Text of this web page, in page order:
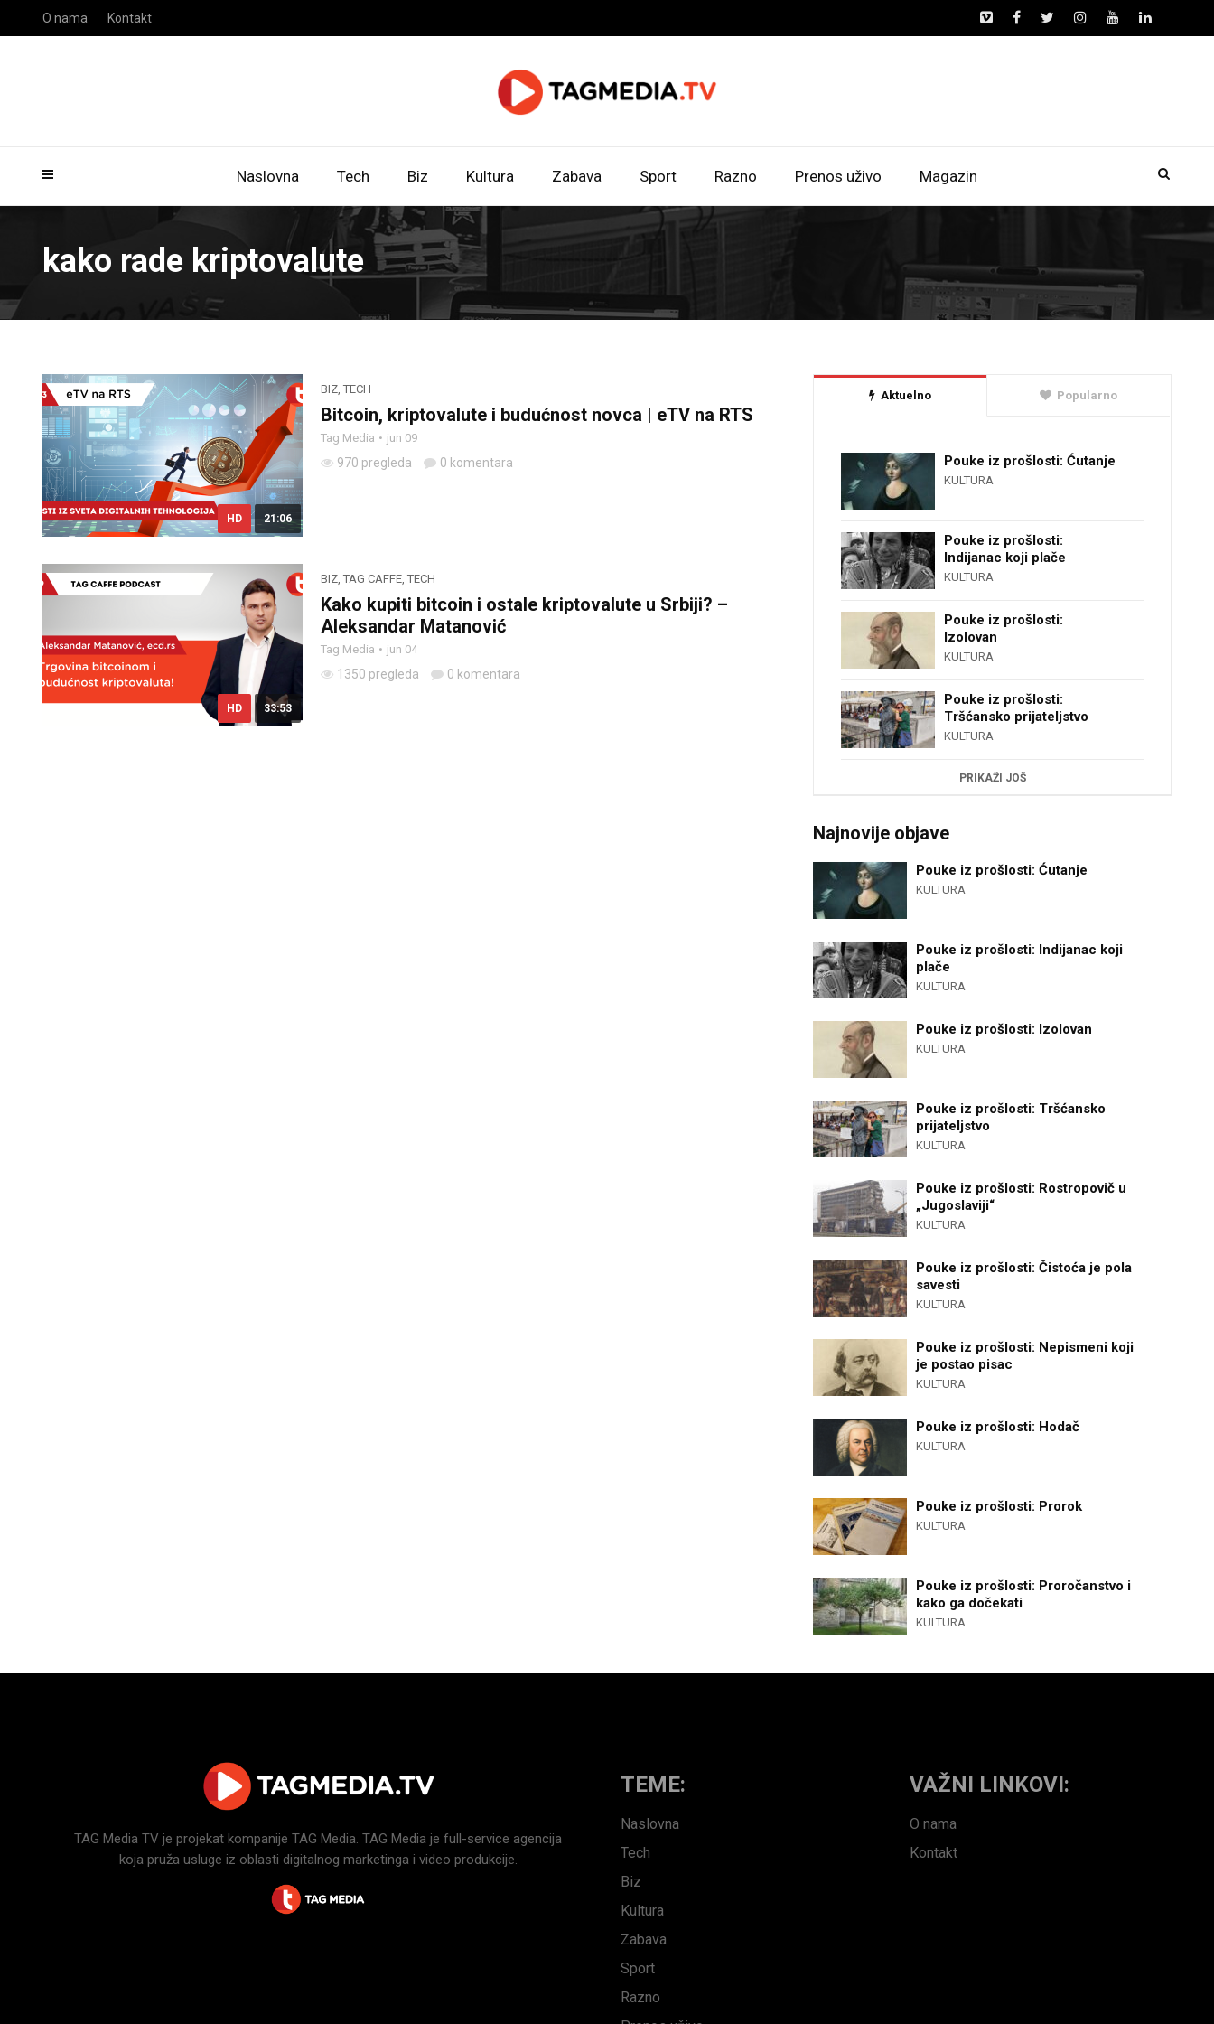
Naslovna Tech Biz Kultura Zabava Sport Razno Prenos uživo Magazin
O nama Kontakt
kako rade kriptovalute
HD 21:06
BIZ, TECH
Bitcoin, kriptovalute i budućnost novca | eTV na RTS
Tag Media jun 09
970 pregleda 0 komentara
HD 33:53
BIZ, TAG CAFFE, TECH
Kako kupiti bitcoin i ostale kriptovalute u Srbiji? –
Aleksandar Matanović
Tag Media jun 04
1350 pregleda 0 komentara
Aktuelno Popularno
Pouke iz prošlosti: Ćutanje
KULTURA
Pouke iz prošlosti:
Indijanac koji plače
KULTURA
Pouke iz prošlosti:
Izolovan
KULTURA
Pouke iz prošlosti:
Tršćansko prijateljstvo
KULTURA
PRIKAŽI JOŠ
Najnovije objave
Pouke iz prošlosti: Ćutanje
KULTURA
Pouke iz prošlosti: Indijanac koji
plače
KULTURA
Pouke iz prošlosti: Izolovan
KULTURA
Pouke iz prošlosti: Tršćansko
prijateljstvo
KULTURA
Pouke iz prošlosti: Rostropovič u
„Jugoslaviji“
KULTURA
Pouke iz prošlosti: Čistoća je pola
savesti
KULTURA
Pouke iz prošlosti: Nepismeni koji
je postao pisac
KULTURA
Pouke iz prošlosti: Hodač
KULTURA
Pouke iz prošlosti: Prorok
KULTURA
Pouke iz prošlosti: Proročanstvo i
kako ga dočekati
KULTURA
TAG Media TV je projekat kompanije TAG Media. TAG Media je full-service agencija
koja pruža usluge iz oblasti digitalnog marketinga i video produkcije.
TEME:
Naslovna
Tech
Biz
Kultura
Zabava
Sport
Razno
VAŽNI LINKOVI:
O nama
Kontakt